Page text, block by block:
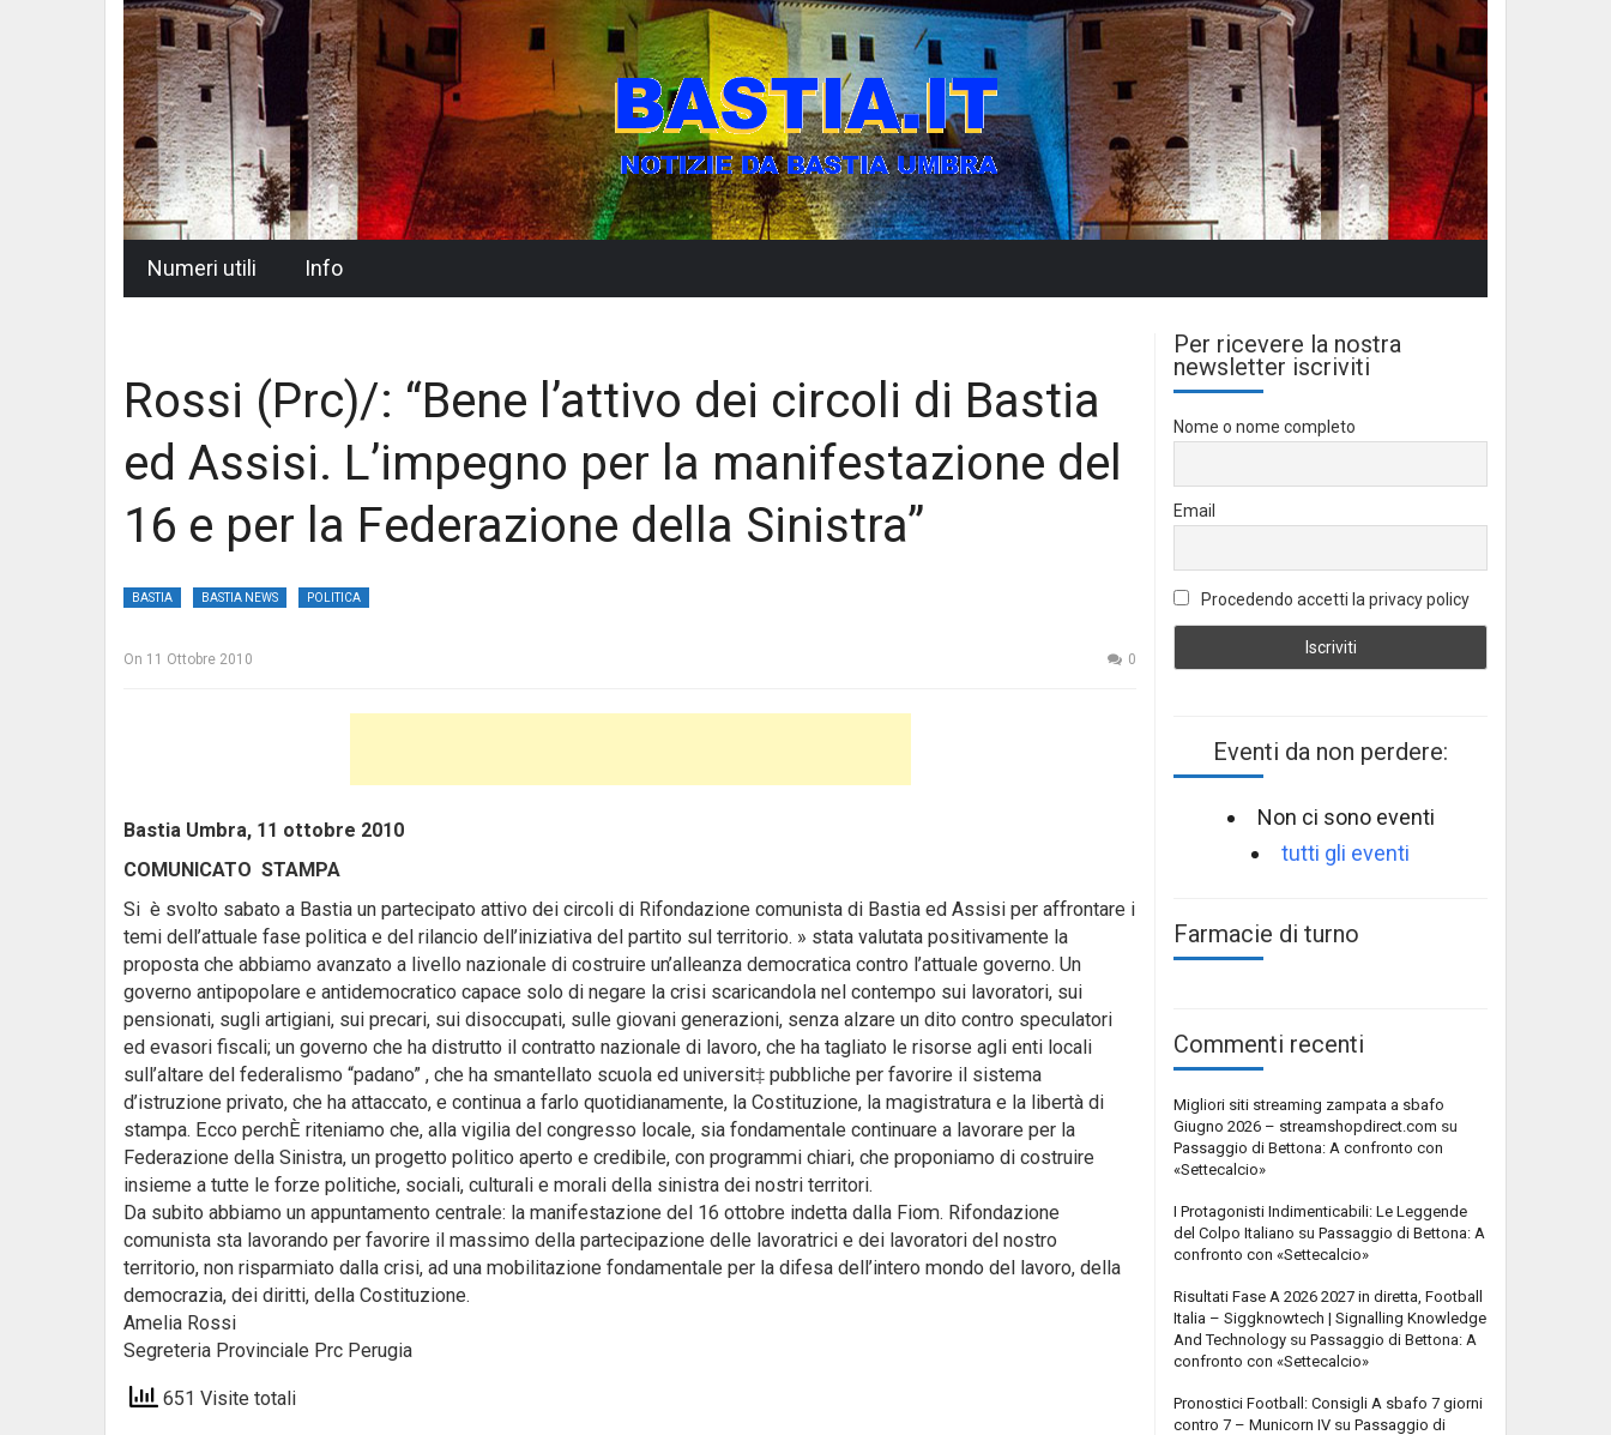
Numeri utili Info
Rossi (Prc)/: “Bene l’attivo dei circoli di Bastia
ed Assisi. L’impegno per la manifestazione del
16 e per la Federazione della Sinistra”
BASTIA BASTIA NEWS POLITICA
On 11 Ottobre 2010 0
Bastia Umbra, 11 ottobre 2010
COMUNICATO STAMPA
Si è svolto sabato a Bastia un partecipato attivo dei circoli di Rifondazione comunista di Bastia ed Assisi per affrontare i
temi dell’attuale fase politica e del rilancio dell’iniziativa del partito sul territorio. » stata valutata positivamente la
proposta che abbiamo avanzato a livello nazionale di costruire un’alleanza democratica contro l’attuale governo. Un
governo antipopolare e antidemocratico capace solo di negare la crisi scaricandola nel contempo sui lavoratori, sui
pensionati, sugli artigiani, sui precari, sui disoccupati, sulle giovani generazioni, senza alzare un dito contro speculatori
ed evasori fiscali; un governo che ha distrutto il contratto nazionale di lavoro, che ha tagliato le risorse agli enti locali
sull’altare del federalismo “padano” , che ha smantellato scuola ed universit‡ pubbliche per favorire il sistema
d’istruzione privato, che ha attaccato, e continua a farlo quotidianamente, la Costituzione, la magistratura e la libertà di
stampa. Ecco perchÈ riteniamo che, alla vigilia del congresso locale, sia fondamentale continuare a lavorare per la
Federazione della Sinistra, un progetto politico aperto e credibile, con programmi chiari, che proponiamo di costruire
insieme a tutte le forze politiche, sociali, culturali e morali della sinistra dei nostri territori.
Da subito abbiamo un appuntamento centrale: la manifestazione del 16 ottobre indetta dalla Fiom. Rifondazione
comunista sta lavorando per favorire il massimo della partecipazione delle lavoratrici e dei lavoratori del nostro
territorio, non risparmiato dalla crisi, ad una mobilitazione fondamentale per la difesa dell’intero mondo del lavoro, della
democrazia, dei diritti, della Costituzione.
Amelia Rossi
Segreteria Provinciale Prc Perugia
651 Visite totali
Per ricevere la nostra
newsletter iscriviti
Nome o nome completo
Email
Procedendo accetti la privacy policy
Eventi da non perdere:
Non ci sono eventi
tutti gli eventi
Farmacie di turno
Commenti recenti
Migliori siti streaming zampata a sbafo
Giugno 2026 – streamshopdirect.com su
Passaggio di Bettona: A confronto con
«Settecalcio»
I Protagonisti Indimenticabili: Le Leggende
del Colpo Italiano su Passaggio di Bettona: A
confronto con «Settecalcio»
Risultati Fase A 2026 2027 in diretta, Football
Italia – Siggknowtech | Signalling Knowledge
And Technology su Passaggio di Bettona: A
confronto con «Settecalcio»
Pronostici Football: Consigli A sbafo 7 giorni
contro 7 – Municorn IV su Passaggio di